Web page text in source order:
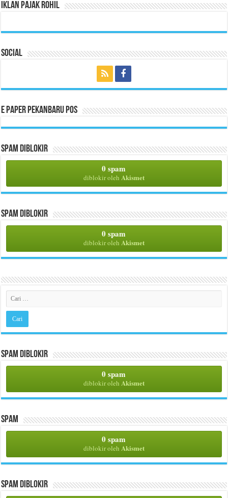
Iklan Pajak Rohil
Social
E Paper Pekanbaru Pos
Spam Diblokir
0 spam
diblokir oleh Akismet
Spam Diblokir
0 spam
diblokir oleh Akismet
Spam Diblokir
0 spam
diblokir oleh Akismet
Spam
0 spam
diblokir oleh Akismet
Spam Diblokir